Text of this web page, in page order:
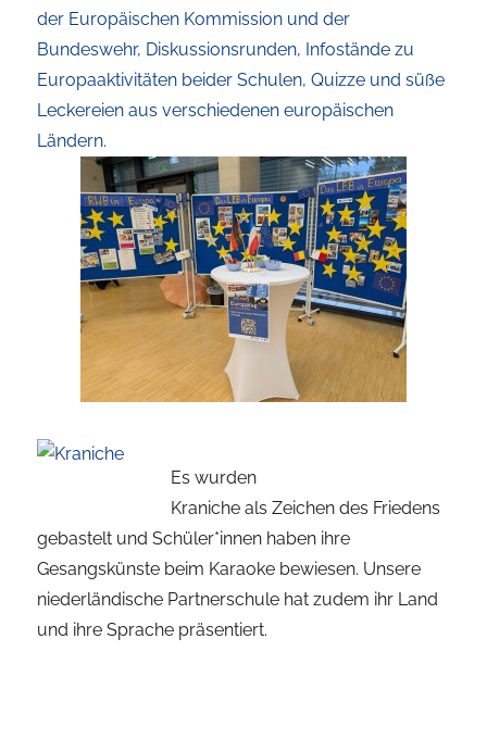
der Europäischen Kommission und der
Bundeswehr, Diskussionsrunden, Infostände zu
Europaaktivitäten beider Schulen, Quizze und süße
Leckereien aus verschiedenen europäischen
Ländern.
Es wurden
Kraniche als Zeichen des Friedens
gebastelt und Schüler*innen haben ihre
Gesangskünste beim Karaoke bewiesen. Unsere
niederländische Partnerschule hat zudem ihr Land
und ihre Sprache präsentiert.